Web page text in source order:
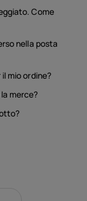
Come
nella posta
mio ordine?
merce?